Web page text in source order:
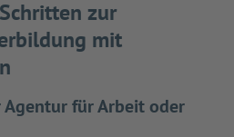
zur
mit
für Arbeit oder